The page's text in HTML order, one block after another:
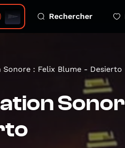
2026-08-06 - episode 2Rechercher
Sonore : Felix Blume - Desierto